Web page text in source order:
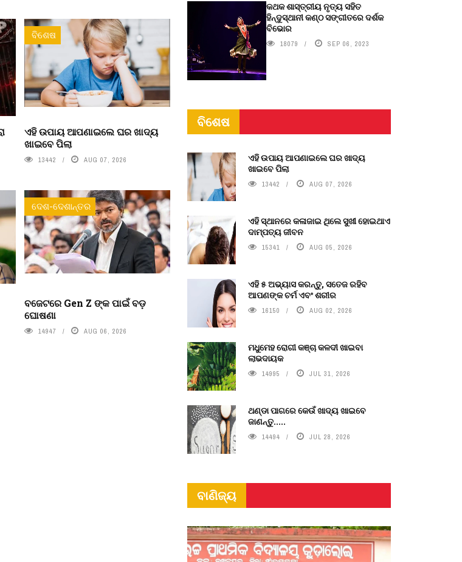
ବିଶେଷ
ଏହି ଉପାୟ ଆପଣାଇଲେ ଘର ଖାଦ୍ୟ
ଖାଇବେ ପିଲା
13442 AUG 07, 2026
ଦେଶ-ଦେଶାନ୍ତର
ବଜେଟରେ Gen Z ଙ୍କ ପାଇଁ ବଡ଼
ଘୋଷଣା
14947 AUG 06, 2026
କଥକ ଶାସ୍ତ୍ରୀୟ ନୃତ୍ୟ ସହିତ
ହିନ୍ଦୁସ୍ଥାନୀ କଣ୍ଠ ସଙ୍ଗୀତରେ ଦର୍ଶକ
ବିଭୋର
18079 SEP 06, 2023
ବିଶେଷ
ଏହି ଉପାୟ ଆପଣାଇଲେ ଘର ଖାଦ୍ୟ
ଖାଇବେ ପିଲା
13442 AUG 07, 2026
ଏହି ସ୍ଥାନରେ କଳାଜାଇ ଥିଲେ ସୁଖୀ ହୋଇଥାଏ
ଦାମ୍ପତ୍ୟ ଜୀବନ
15341 AUG 05, 2026
ଏହି ୫ ଅଭ୍ୟାସ କରନ୍ତୁ, ସତେଜ ରହିବ
ଆପଣଙ୍କ ଚର୍ମ ଏବଂ ଶରୀର
16150 AUG 02, 2026
ମଧୁମେହ ରୋଗୀ କଞ୍ଚା କଳଦୀ ଖାଇବା
ଲାଭଦାୟକ
14995 JUL 31, 2026
ଥଣ୍ଡା ପାଗରେ କେଉଁ ଖାଦ୍ୟ ଖାଇବେ
ଜାଣନ୍ତୁ.....
14494 JUL 28, 2026
ବାଣିଜ୍ୟ